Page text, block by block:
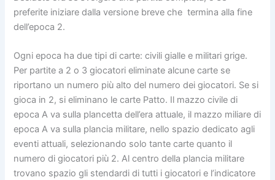
preferite iniziare dalla versione breve che termina alla fine
dell’epoca 2.
Ogni epoca ha due tipi di carte: civili gialle e militari grige.
Per partite a 2 o 3 giocatori eliminate alcune carte se
riportano un numero più alto del numero dei giocatori. Se si
gioca in 2, si eliminano le carte Patto. Il mazzo civile di
epoca A va sulla plancetta dell’era attuale, il mazzo miliare di
epoca A va sulla plancia militare, nello spazio dedicato agli
eventi attuali, selezionando solo tante carte quanto il
numero di giocatori più 2. Al centro della plancia militare
trovano spazio gli stendardi di tutti i giocatori e l’indicatore